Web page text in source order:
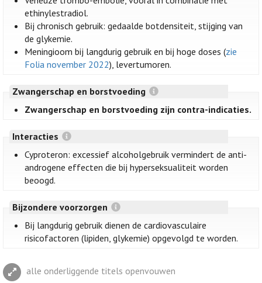
ethinylestradiol.
Bij chronisch gebruik: gedaalde botdensiteit, stijging van
de glykemie.
Meningioom bij langdurig gebruik en bij hoge doses (zie
Folia november 2022), levertumoren.
Zwangerschap en borstvoeding
Zwangerschap en borstvoeding zijn contra-indicaties.
Interacties
Cyproteron: excessief alcoholgebruik vermindert de anti-
androgene effecten die bij hyperseksualiteit worden
beoogd.
Bijzondere voorzorgen
Bij langdurig gebruik dienen de cardiovasculaire
risicofactoren (lipiden, glykemie) opgevolgd te worden.
alle onderliggende titels openvouwen